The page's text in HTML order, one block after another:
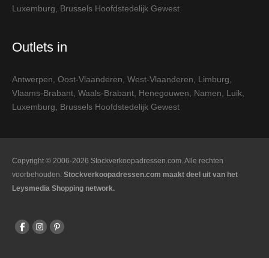
Luxemburg
Brussels Hoofdstedelijk Gewest
Outlets in
Antwerpen Oost-Vlaanderen West-Vlaanderen Limburg
Vlaams-Brabant Waals-Brabant Henegouwen Namen Luik
Luxemburg
Brussels Hoofdstedelijk Gewest
Copyright © 2006-2026 Stockverkoopadressen.com. Alle rechten
voorbehouden. Stockverkoopadressen.com maakt deel uit van het
Leysmedia Shopping network.